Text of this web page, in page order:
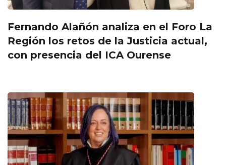
Fernando Alañón analiza en el Foro La
Región los retos de la Justicia actual,
con presencia del ICA Ourense